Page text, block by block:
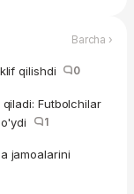
Barcha ›
qilishdi 0
Futbolchilar
1
jamoalarini